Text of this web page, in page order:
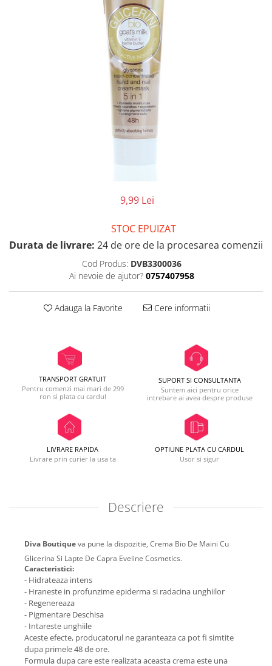
9,99 Lei
STOC EPUIZAT
Durata de livrare: 24 de ore de la procesarea comenzii
Cod Produs: DVB3300036
Ai nevoie de ajutor? 0757407958
Adauga la Favorite Cere informatii
TRANSPORT GRATUIT
Pentru comenzi mai mari de 299
ron si plata cu cardul
SUPORT SI CONSULTANTA
Suntem aici pentru orice
intrebare ai avea despre produse
LIVRARE RAPIDA
Livrare prin curier la usa ta
OPTIUNE PLATA CU CARDUL
Usor si sigur
Descriere
Diva Boutiqueva pune la dispozitie, Crema Bio De Maini Cu
Glicerina Si Lapte De Capra Eveline Cosmetics.
Caracteristici:
- Hidrateaza intens
- Hraneste in profunzime epiderma si radacina unghiilor
- Regenereaza
- Pigmentare Deschisa
- Intareste unghiile
Aceste efecte, producatorul ne garanteaza ca pot fi simtite
dupa primele 48 de ore.
Formula dupa care este realizata aceasta crema este una